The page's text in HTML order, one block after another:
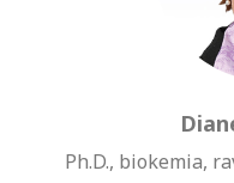
Ph.D., biokemia,